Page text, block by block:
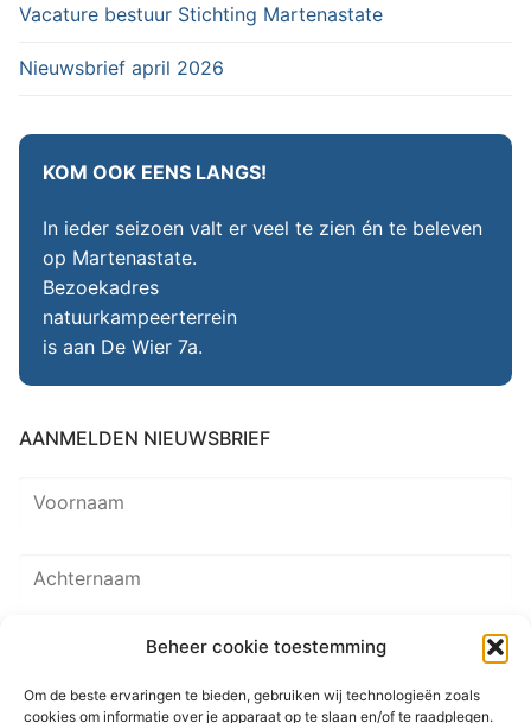
Beheer cookie toestemming
Om de beste ervaringen te bieden, gebruiken wij technologieën zoals
cookies om informatie over je apparaat op te slaan en/of te raadplegen.
Vacature bestuur Stichting Martenastate
Nieuwsbrief april 2026
KOM OOK EENS LANGS!
In ieder seizoen valt er veel te zien én te beleven
op Martenastate.
Bezoekadres
natuurkampeerterrein
is aan De Wier 7a.
AANMELDEN NIEUWSBRIEF